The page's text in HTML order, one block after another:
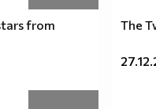
from
The